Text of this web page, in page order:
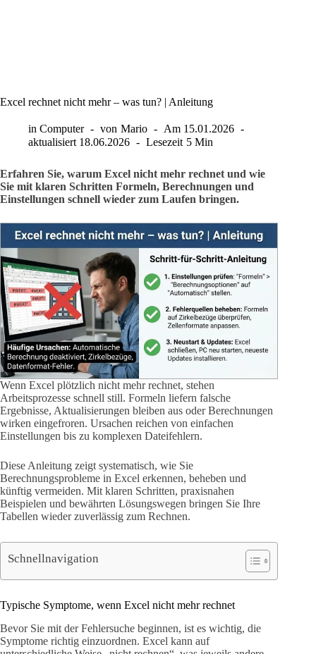
Excel rechnet nicht mehr – was tun? | Anleitung
in Computer von Mario Am 15.01.2026
aktualisiert 18.06.2026 Lesezeit 5 Min
Erfahren Sie, warum Excel nicht mehr rechnet und wie
Sie mit klaren Schritten Formeln, Berechnungen und
Einstellungen schnell wieder zum Laufen bringen.
Wenn Excel plötzlich nicht mehr rechnet, stehen
Arbeitsprozesse schnell still. Formeln liefern falsche
Ergebnisse, Aktualisierungen bleiben aus oder Berechnungen
wirken eingefroren. Ursachen reichen von einfachen
Einstellungen bis zu komplexen Dateifehlern.
Diese Anleitung zeigt systematisch, wie Sie
Berechnungsprobleme in Excel erkennen, beheben und
künftig vermeiden. Mit klaren Schritten, praxisnahen
Beispielen und bewährten Lösungswegen bringen Sie Ihre
Tabellen wieder zuverlässig zum Rechnen.
Schnellnavigation
Typische Symptome, wenn Excel nicht mehr rechnet
Bevor Sie mit der Fehlersuche beginnen, ist es wichtig, die
Symptome richtig einzuordnen. Excel kann auf